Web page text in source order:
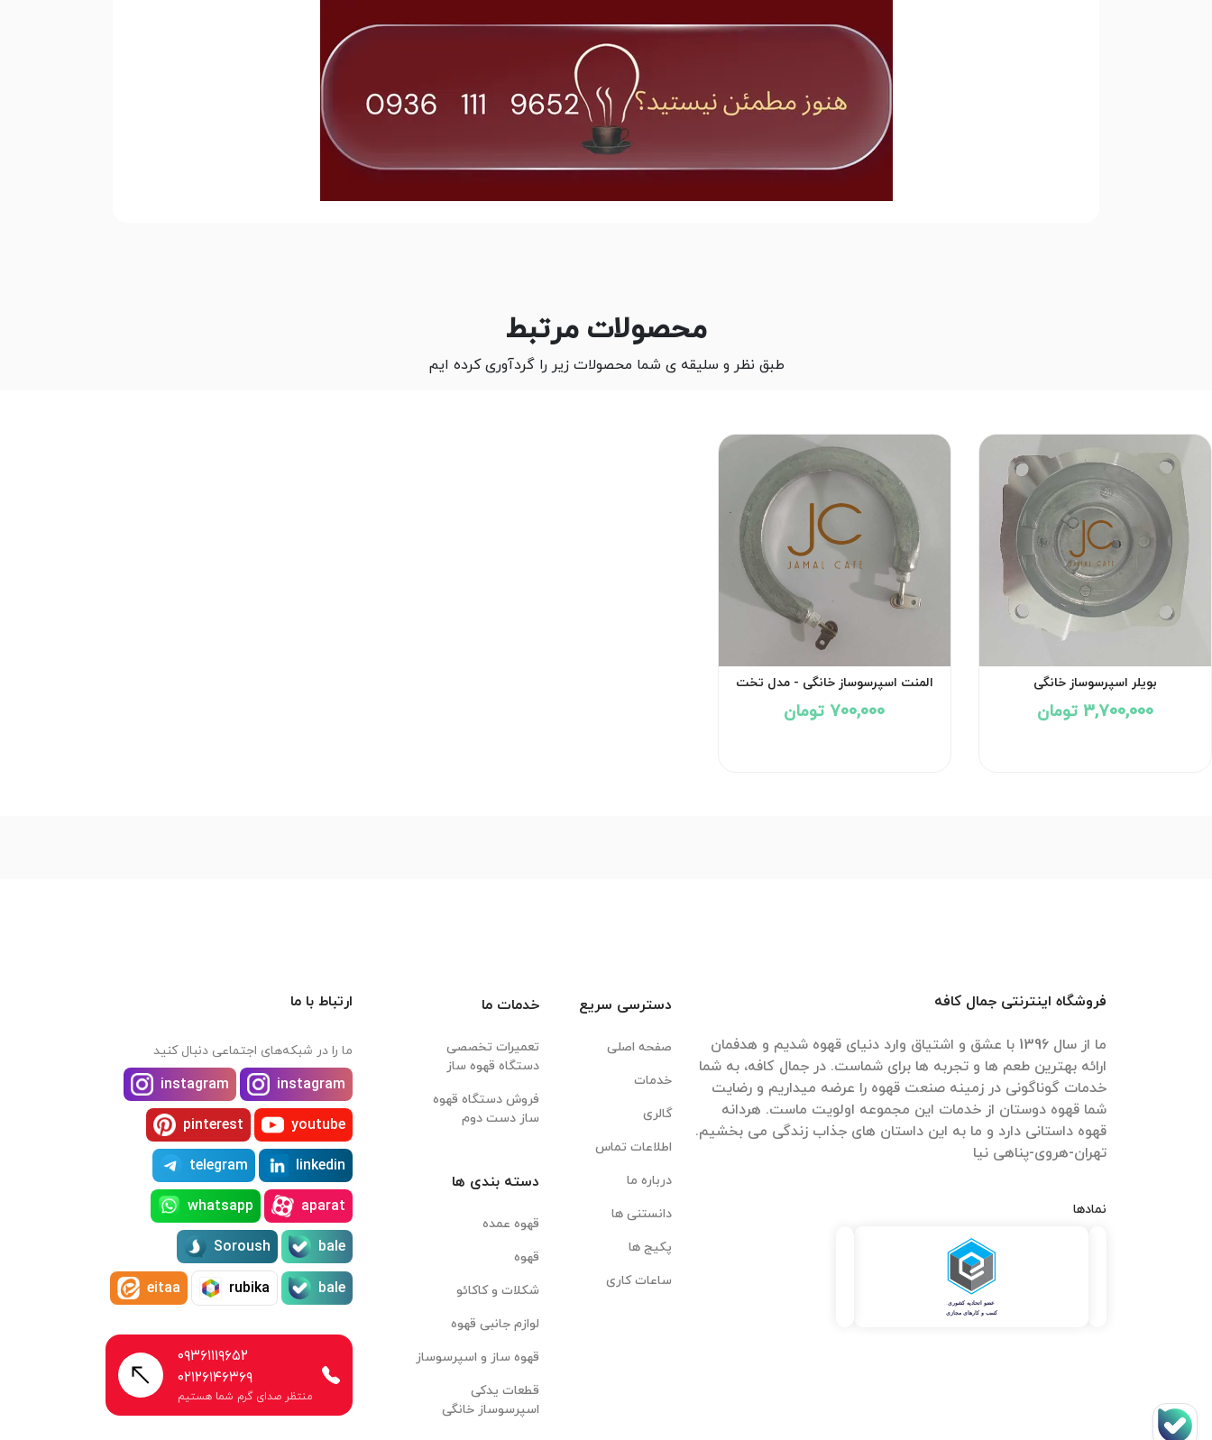
محصولات مرتبط
طبق نظر و سلیقه ی شما محصولات زیر را گردآوری کرده ایم
بویلر اسپرسوساز خانگی
3,700,000 تومان
المنت اسپرسوساز خانگی - مدل تخت
700,000 تومان
فروشگاه اینترنتی جمال کافه
ما از سال 1396 با عشق و اشتیاق وارد دنیای قهوه شدیم و هدفمان
ارائه بهترین طعم ها و تجربه ها برای شماست. در جمال کافه، به شما
خدمات گوناگونی در زمینه صنعت قهوه را عرضه میداریم و رضایت
شما قهوه دوستان از خدمات این مجموعه اولویت ماست. هردانه
قهوه داستانی دارد و ما به این داستان های جذاب زندگی می بخشیم.
تهران-هروی-پناهی نیا
نمادها
دسترسی سریع
صفحه اصلی
خدمات
گالری
اطلاعات تماس
درباره ما
دانستنی ها
پکیج ها
ساعات کاری
خدمات ما
تعمیرات تخصصی
دستگاه قهوه ساز
فروش دستگاه قهوه
ساز دست دوم
دسته بندی ها
قهوه عمده
قهوه
شکلات و کاکائو
لوازم جانبی قهوه
قهوه ساز و اسپرسوساز
قطعات یدکی
اسپرسوساز خانگی
ارتباط با ما
ما را در شبکه‌های اجتماعی دنبال کنید
instagram
instagram
youtube
pinterest
linkedin
telegram
aparat
whatsapp
bale
Soroush
bale
rubika
eitaa
۰۹۳۶۱۱۱۹۶۵۲
۰۲۱۲۶۱۴۶۳۶۹
منتظر صدای گرم شما هستیم